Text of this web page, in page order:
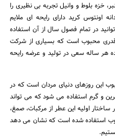
خزه بلوط و وانیل تجربه بی نظیری را
کرید دارای رایحه ای ملایم
در تمام فصول سال از آن استفاده
محبوب است که بسیاری از شرکت
هر ساله سعی در تولید و عرضه رایحه
این روزهای دنیای مردان است که در
و گرم استفاده می شود که می تواند
اولیه این عطر از مرکبات، صمغ،
استفاده شده است که نشان می دهد